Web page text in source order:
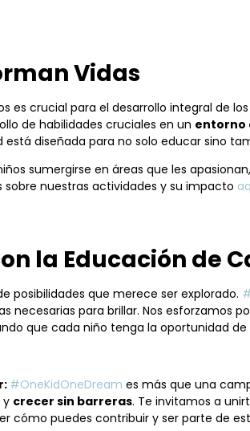
Vidas
es crucial para el desarrollo integral de
de habilidades cruciales en un entorno
diseñada para no solo educar sino
sumergirse en áreas que les
sobre nuestras actividades y su impacto
la Educación de
posibilidades que merece ser explorado.
necesarias para brillar. Nos esforzamos
que cada niño tenga la oportunidad de
#OneKidOneDream es más que una
y crecer sin barreras. Te invitamos a
cómo puedes contribuir y ser parte de